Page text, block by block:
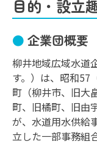
目的・設立
企業団概要
柳井地域広域水道
す。）は、昭和57
町（柳井市、旧大
町、旧橘町、旧由
が、水道用水供給
立した一部事務組